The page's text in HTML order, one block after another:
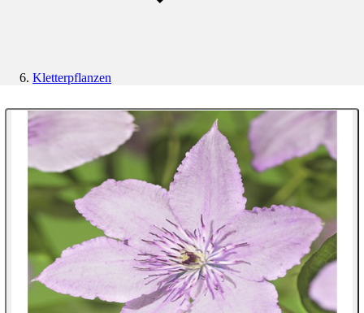
Kletterpflanzen